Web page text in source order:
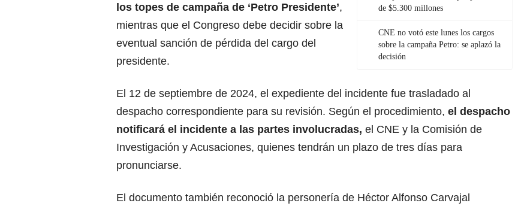
de $5.300 millones
CNE no votó este lunes los cargos
sobre la campaña Petro: se aplazó la
decisión
los topes de campaña de ‘Petro Presidente’,
mientras que el Congreso debe decidir sobre la
eventual sanción de pérdida del cargo del
presidente.
El 12 de septiembre de 2024, el expediente del incidente fue trasladado al
despacho correspondiente para su revisión. Según el procedimiento, el despacho
notificará el incidente a las partes involucradas, el CNE y la Comisión de
Investigación y Acusaciones, quienes tendrán un plazo de tres días para
pronunciarse.
El documento también reconoció la personería de Héctor Alfonso Carvajal